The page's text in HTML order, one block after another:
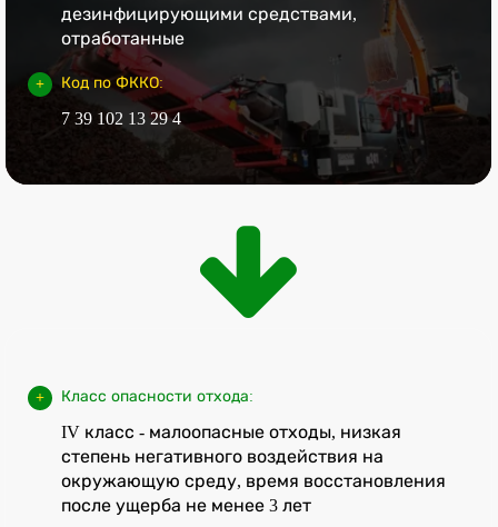
дезинфицирующими средствами,
отработанные
Код по ФККО:
7 39 102 13 29 4
Класс опасности отхода:
IV класс - малоопасные отходы, низкая
степень негативного воздействия на
окружающую среду, время восстановления
после ущерба не менее 3 лет